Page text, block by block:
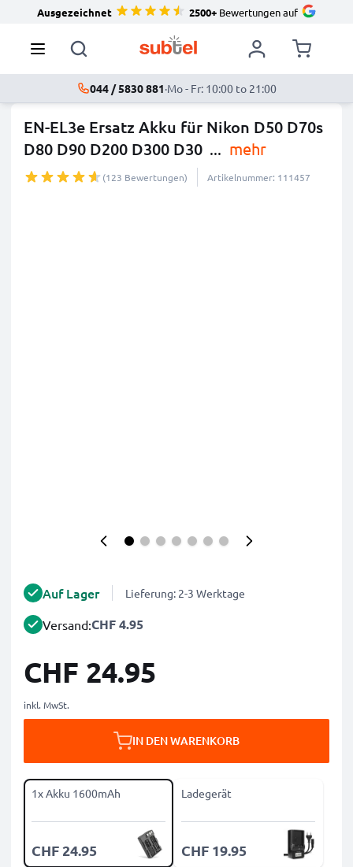
Ausgezeichnet 2500+Bewertungen auf
044 / 5830 881·Mo - Fr: 10:00 to 21:00
EN-EL3e Ersatz Akku für Nikon D50 D70s
D80 D90 D200 D300 D30 ... mehr
(123 Bewertungen) Artikelnummer: 111457
Auf Lager Lieferung: 2-3 Werktage
Versand:CHF 4.95
CHF 24.95
inkl. MwSt.
IN DEN WARENKORB
1x Akku 1600mAh
CHF 24.95
Ladegerät
CHF 19.95